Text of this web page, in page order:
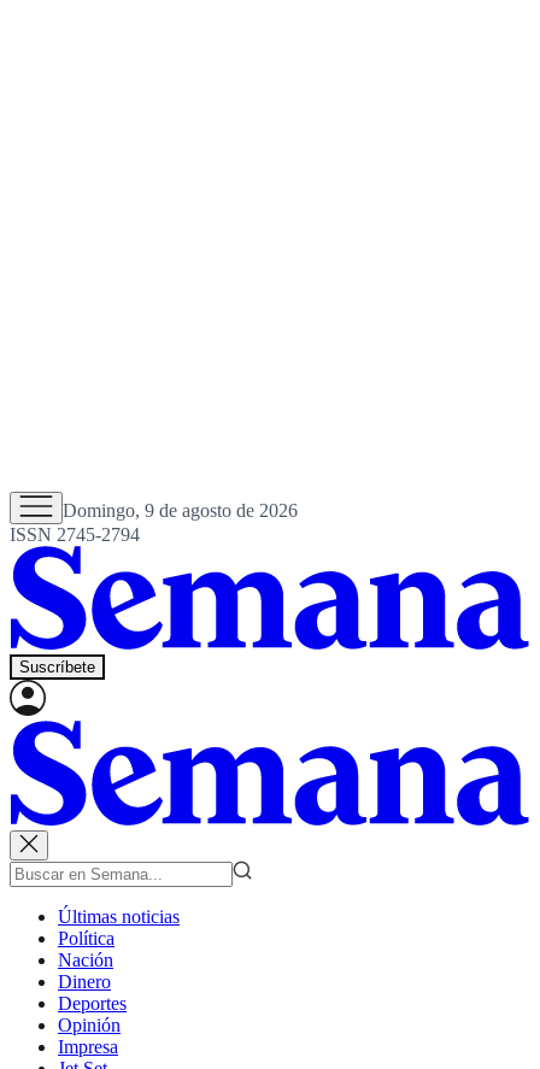
Domingo, 9 de agosto de 2026
ISSN 2745-2794
Suscríbete
Últimas noticias
Política
Nación
Dinero
Deportes
Opinión
Impresa